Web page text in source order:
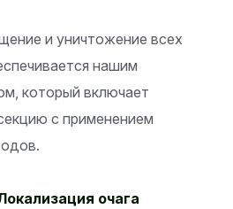
и уничтожение всех
нашим
который включает
с применением
очага